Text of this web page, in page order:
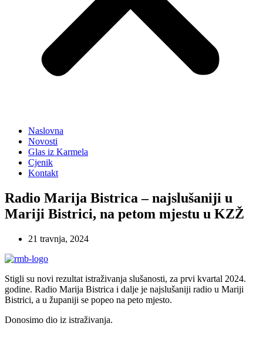
Naslovna
Novosti
Glas iz Karmela
Cjenik
Kontakt
Radio Marija Bistrica – najslušaniji u
Mariji Bistrici, na petom mjestu u KZŽ
21 travnja, 2024
Stigli su novi rezultat istraživanja slušanosti, za prvi kvartal 2024.
godine. Radio Marija Bistrica i dalje je najslušaniji radio u Mariji
Bistrici, a u županiji se popeo na peto mjesto.
Donosimo dio iz istraživanja.